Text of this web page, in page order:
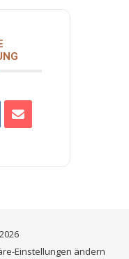
Einstellungen ändern